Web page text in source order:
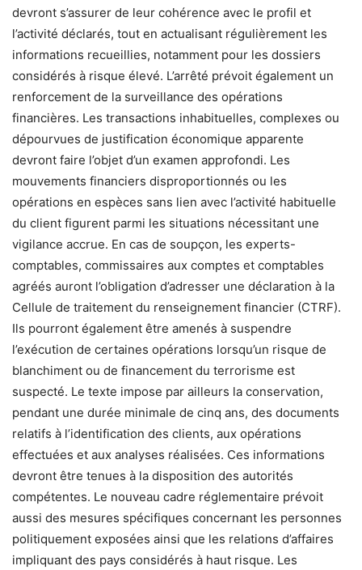
devront s’assurer de leur cohérence avec le profil et
l’activité déclarés, tout en actualisant régulièrement les
informations recueillies, notamment pour les dossiers
considérés à risque élevé. L’arrêté prévoit également un
renforcement de la surveillance des opérations
financières. Les transactions inhabituelles, complexes ou
dépourvues de justification économique apparente
devront faire l’objet d’un examen approfondi. Les
mouvements financiers disproportionnés ou les
opérations en espèces sans lien avec l’activité habituelle
du client figurent parmi les situations nécessitant une
vigilance accrue. En cas de soupçon, les experts-
comptables, commissaires aux comptes et comptables
agréés auront l’obligation d’adresser une déclaration à la
Cellule de traitement du renseignement financier (CTRF).
Ils pourront également être amenés à suspendre
l’exécution de certaines opérations lorsqu’un risque de
blanchiment ou de financement du terrorisme est
suspecté. Le texte impose par ailleurs la conservation,
pendant une durée minimale de cinq ans, des documents
relatifs à l’identification des clients, aux opérations
effectuées et aux analyses réalisées. Ces informations
devront être tenues à la disposition des autorités
compétentes. Le nouveau cadre réglementaire prévoit
aussi des mesures spécifiques concernant les personnes
politiquement exposées ainsi que les relations d’affaires
impliquant des pays considérés à haut risque. Les